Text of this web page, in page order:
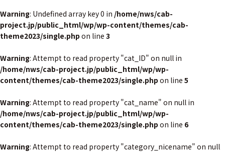
Warning: Undefined array key 0 in /home/nws/cab-
project.jp/public_html/wp/wp-content/themes/cab-
theme2023/single.php on line 3
Warning: Attempt to read property "cat_ID" on null in
/home/nws/cab-project.jp/public_html/wp/wp-
content/themes/cab-theme2023/single.php on line 5
Warning: Attempt to read property "cat_name" on null in
/home/nws/cab-project.jp/public_html/wp/wp-
content/themes/cab-theme2023/single.php on line 6
Warning: Attempt to read property "category_nicename" on null